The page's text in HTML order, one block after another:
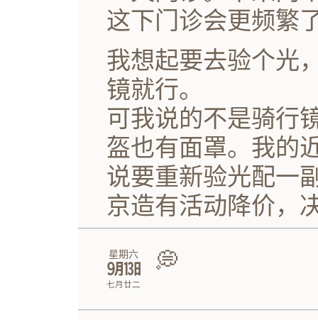
这下门诊会更频繁
我想起要去验个光
镜就行。
可我说的不是骑行
盔也有面罩。我的
说要重新验光配一
京造有活动降价，
星期六
㋈㏬
七月廿二
💭